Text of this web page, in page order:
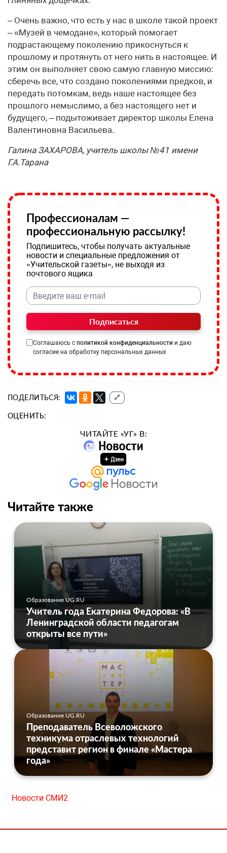
– Очень важно, что есть у нас в школе такой проект
– «Музей в чемодане», который помогает
подрастающему поколению прикоснуться к
прошлому и протянуть от него нить в настоящее. И
этим он выполняет свою самую главную миссию:
сберечь все, что создано поколениями предков, и
передать потомкам, ведь наше настоящее без
прошлого немыслимо, а без настоящего нет и
будущего, – подытоживает директор школы Елена
Валентиновна Васильева.
Галина ЗАХАРОВА, учитель школы №41 имени
Г.А.Тарана
Профессионалам —
профессиональную рассылку!
Подпишитесь, чтобы получать актуальные
новости и специальные предложения от
«Учительской газеты», не выходя из
почтового ящика
Подписаться
Соглашаюсь с политикой конфиденциальности и даю
согласие на обработку персональных данных
ПОДЕЛИТЬСЯ: 🔗
ОЦЕНИТЬ:
ЧИТАЙТЕ «УГ» В:
Читайте также
Образование UG.RU
Учитель года Екатерина Федорова: «В
Ленинградской области педагогам
открыты все пути»
Образование UG.RU
Преподаватель Всеволожского
техникума отраслевых технологий
представит регион в финале «Мастера
года»
Новости СМИ2